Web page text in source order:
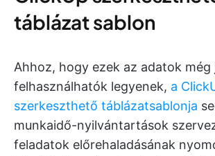
táblázat sablon
Ahhoz, hogy ezek az adatok még
felhasználhatók legyenek, a
szerkeszthető táblázatsablonja
munkaidő-nyilvántartások
feladatok előrehaladásának